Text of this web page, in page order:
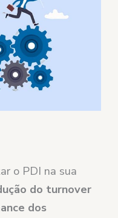
o PDI na sua
do turnover
dos